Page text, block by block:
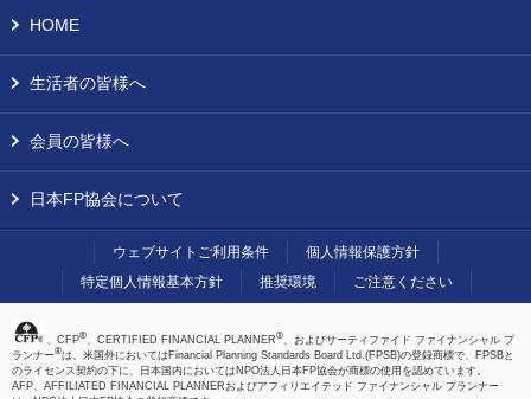
HOME
生活者の皆様へ
会員の皆様へ
日本FP協会について
ウェブサイトご利用条件
個人情報保護方針
特定個人情報基本方針
推奨環境 ご注意ください
、CFP®、CERTIFIED FINANCIAL PLANNER®、およびサーティファイド ファイナンシャル プ
ランナー®は、米国外においてはFinancial Planning Standards Board Ltd.(FPSB)の登録商標で、FPSBと
のライセンス契約の下に、日本国内においてはNPO法人日本FP協会が商標の使用を認めています。
AFP、AFFILIATED FINANCIAL PLANNERおよびアフィリエイテッド ファイナンシャル プランナー